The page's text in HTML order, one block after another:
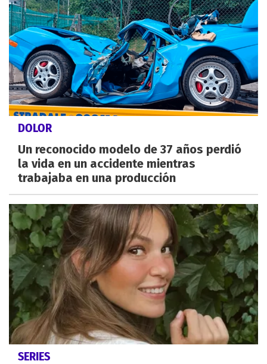
DOLOR
Un reconocido modelo de 37 años perdió
la vida en un accidente mientras
trabajaba en una producción
SERIES